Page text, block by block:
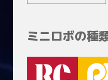
ミニロボの種